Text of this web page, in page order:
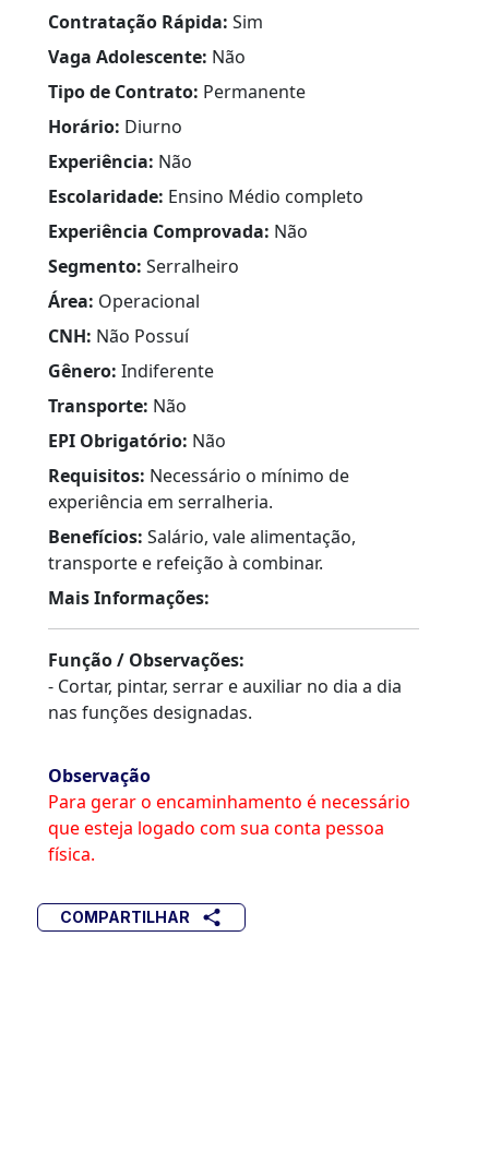
Contratação Rápida: Sim
Vaga Adolescente: Não
Tipo de Contrato: Permanente
Horário: Diurno
Experiência: Não
Escolaridade: Ensino Médio completo
Experiência Comprovada: Não
Segmento: Serralheiro
Área: Operacional
CNH: Não Possuí
Gênero: Indiferente
Transporte: Não
EPI Obrigatório: Não
Requisitos: Necessário o mínimo de
experiência em serralheria.
Benefícios: Salário, vale alimentação,
transporte e refeição à combinar.
Mais Informações:
Função / Observações:
- Cortar, pintar, serrar e auxiliar no dia a dia
nas funções designadas.
Observação
Para gerar o encaminhamento é necessário
que esteja logado com sua conta pessoa
física.
COMPARTILHAR